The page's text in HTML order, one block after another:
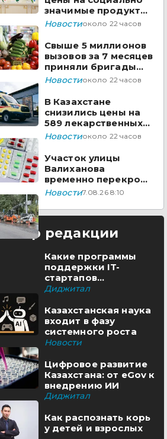
значимые продукты
за неделю
Новостиоколо 22 часов
Свыше 5 миллионов
вызовов за 7 месяцев
приняли бригады
скорой помощи
Новостиоколо 22 часов
В Казахстане
снизились цены на
589 лекарственных
препаратов
Новостиоколо 22 часов
Участок улицы
Валиханова
временно перекроют
в Астане
Новости7.08.26 8:10
Выбор редакции
Какие программы
поддержки IT-
стартапов
реализуются в
Диджитал
Казахстанская наука
входит в фазу
системного роста
Новости
Цифровое развитие
Казахстана: от eGov к
внедрению ИИ
Диджитал
Как распознать корь
у детей и взрослых